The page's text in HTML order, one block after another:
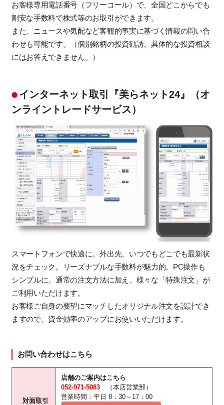
お客様専用電話番号（フリーコール）で、全国どこからでも
割安な手数料で株式等のお取引ができます。
また、ニュースや気配など客観的事実に基づく情報の問い合
わせも可能です。（個別銘柄の投資勧誘、具体的な投資相談
にはお答えできません。）
インターネット取引『美らネット24』（オ
ンライントレードサービス）
スマートフォンで快適に。外出先、いつでもどこでも最新状
況をチェック。リーズナブルな手数料が魅力的。PC操作も
シンプルに。通常の注文方法に加え、様々な「特殊注文」が
ご利用いただけます。
お客様ご自身の要望にマッチしたオリジナル注文を設計でき
ますので、資金効率のアップにお使いいただけます。
お問い合わせはこちら
対面取引
店舗のご案内はこちら
052-971-5083 （本店営業部）
営業時間：平日 8：30～17：00